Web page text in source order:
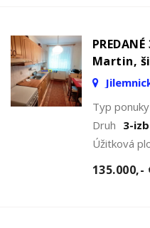
Martin,
Typ ponuky
Druh 3-
Úžitková
135.000,-